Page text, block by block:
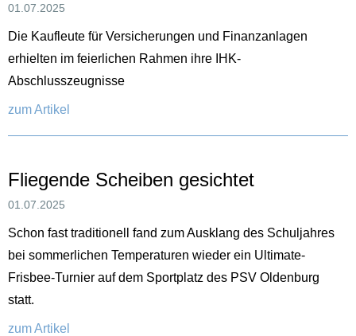
01.07.2025
Die Kaufleute für Versicherungen und Finanzanlagen
erhielten im feierlichen Rahmen ihre IHK-
Abschlusszeugnisse
zum Artikel
Fliegende Scheiben gesichtet
01.07.2025
Schon fast traditionell fand zum Ausklang des Schuljahres
bei sommerlichen Temperaturen wieder ein Ultimate-
Frisbee-Turnier auf dem Sportplatz des PSV Oldenburg
statt.
zum Artikel